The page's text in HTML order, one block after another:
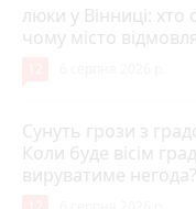
люки у Вінниці: хто
чому місто
Сунуть грози з
Коли буде вісім
вируватиме негода?